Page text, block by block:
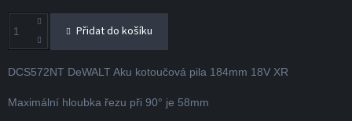
Přidat do košíku
DCS572NT DeWALT Aku kotoučová pila 184mm 18V XR
Maximální hloubka řezu při 90° je 58mm